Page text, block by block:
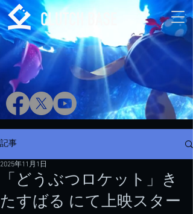
記事
「どうぶつロケット」き
たすばる にて上映スター
2025年11月1日